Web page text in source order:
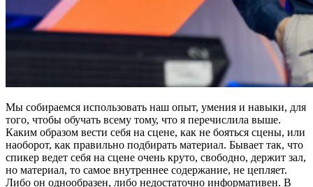
Мы собираемся использовать наш опыт, умения и навыки, для
того, чтобы обучать всему тому, что я перечислила выше.
Каким образом вести себя на сцене, как не бояться сцены, или
наоборот, как правильно подбирать материал. Бывает так, что
спикер ведет себя на сцене очень круто, свободно, держит зал,
но материал, то самое внутреннее содержание, не цепляет.
Либо он однообразен, либо недостаточно информативен. В